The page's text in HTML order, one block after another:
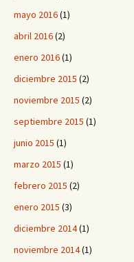
mayo 2016(1)
abril 2016(2)
enero 2016(1)
diciembre 2015 (2)
noviembre 2015 (2)
septiembre 2015 (1)
junio 2015 (1)
marzo 2015 (1)
febrero 2015 (2)
enero 2015 (3)
diciembre 2014(1)
noviembre 2014(1)